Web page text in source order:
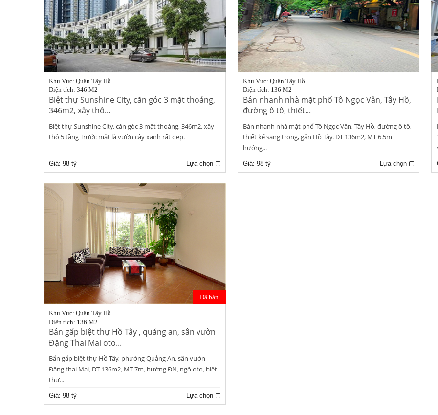
Khu Vực: Quận Tây Hồ
Diện tích: 346 M2
Biệt thự Sunshine City, căn góc 3 mặt thoáng,
346m2, xây thô...
Biệt thự Sunshine City, căn góc 3 mặt thoáng, 346m2, xây
thô 5 tầng Trước mặt là vườn cây xanh rất đẹp.
Giá: 98 tỷ Lựa chọn
Khu Vực: Quận Tây Hồ
Diện tích: 136 M2
Bán nhanh nhà mặt phố Tô Ngọc Vân, Tây Hồ,
đường ô tô, thiết...
Bán nhanh nhà mặt phố Tô Ngọc Vân, Tây Hồ, đường ô tô,
thiết kế sang trọng, gần Hồ Tây. DT 136m2, MT 6.5m
hướng...
Giá: 98 tỷ Lựa chọn
Đã bán
Khu Vực: Quận Tây Hồ
Diện tích: 136 M2
Bán gấp biệt thự Hồ Tây , quảng an, sân vườn
Đặng Thai Mai oto...
Bấn gấp biệt thự Hồ Tây, phường Quảng An, sân vườn
Đặng thai Mai, DT 136m2, MT 7m, hướng ĐN, ngõ oto, biệt
thự...
Giá: 98 tỷ Lựa chọn